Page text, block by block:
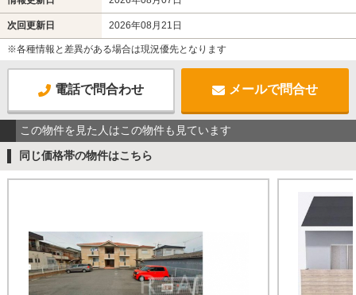
次回更新日 2026年08月21日
※各種情報と差異がある場合は現況優先となります
電話で問合わせ メールで問合せ
この物件を見た人はこの物件も見ています
同じ価格帯の物件はこちら